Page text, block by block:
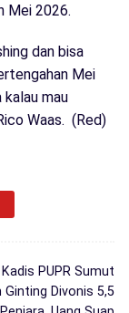
Mei 2026.
dan bisa
Mei
kalau mau
Waas. (Red)
PUPR Sumut
Ginting Divonis 5,5